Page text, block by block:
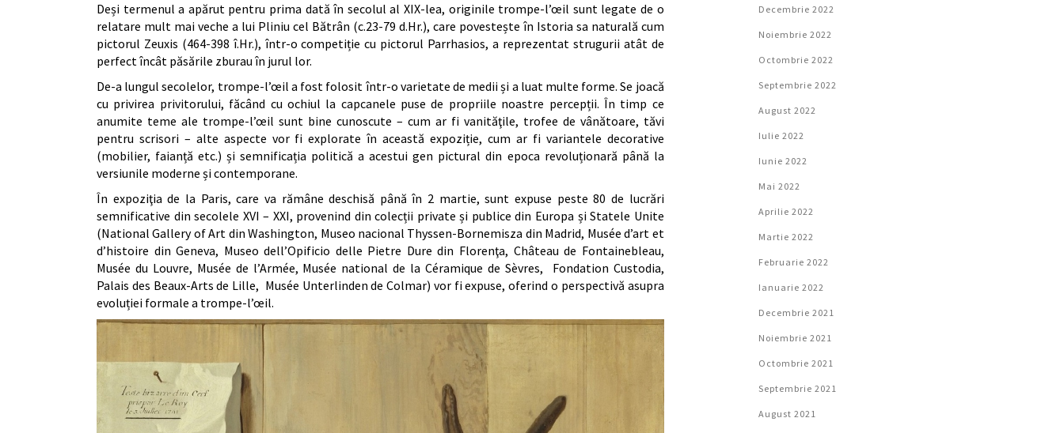
Deși termenul a apărut pentru prima dată în secolul al XIX-lea, originile trompe-l’œil sunt legate de o
relatare mult mai veche a lui Pliniu cel Bătrân (c.23-79 d.Hr.), care povestește în Istoria sa naturală cum
pictorul Zeuxis (464-398 î.Hr.), într-o competiție cu pictorul Parrhasios, a reprezentat strugurii atât de
perfect încât păsările zburau în jurul lor.
De-a lungul secolelor, trompe-l’œil a fost folosit într-o varietate de medii și a luat multe forme. Se joacă
cu privirea privitorului, făcând cu ochiul la capcanele puse de propriile noastre percepții. În timp ce
anumite teme ale trompe-l’œil sunt bine cunoscute – cum ar fi vanităţile, trofee de vânătoare, tăvi
pentru scrisori – alte aspecte vor fi explorate în această expoziție, cum ar fi variantele decorative
(mobilier, faianță etc.) și semnificația politică a acestui gen pictural din epoca revoluționară până la
versiunile moderne și contemporane.
În expoziţia de la Paris, care va rămâne deschisă până în 2 martie, sunt expuse peste 80 de lucrări
semnificative din secolele XVI – XXI, provenind din colecții private și publice din Europa și Statele Unite
(National Gallery of Art din Washington, Museo nacional Thyssen-Bornemisza din Madrid, Musée d’art et
d’histoire din Geneva, Museo dell’Opificio delle Pietre Dure din Florenţa, Château de Fontainebleau,
Musée du Louvre, Musée de l’Armée, Musée national de la Céramique de Sèvres, Fondation Custodia,
Palais des Beaux-Arts de Lille, Musée Unterlinden de Colmar) vor fi expuse, oferind o perspectivă asupra
evoluției formale a trompe-l’œil.
Decembrie 2022
Noiembrie 2022
Octombrie 2022
Septembrie 2022
August 2022
Iulie 2022
Iunie 2022
Mai 2022
Aprilie 2022
Martie 2022
Februarie 2022
Ianuarie 2022
Decembrie 2021
Noiembrie 2021
Octombrie 2021
Septembrie 2021
August 2021